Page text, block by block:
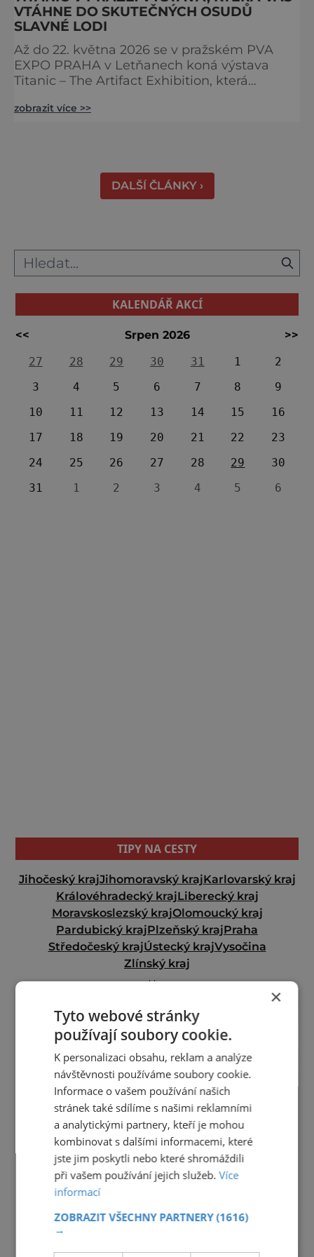
VTÁHNE DO SKUTEČNÝCH OSUDŮ
SLAVNÉ LODI
Až do 22. května 2026 se v pražském PVA
EXPO PRAHA v Letňanech koná výstava
Titanic – The Artifact Exhibition, která
vyzvednutých z vraku legendární lodi. Díky
4. ve 2:20) potopil ke dnu Atlantiku. doslova
na vlastní kůži. Výsta
zobrazit více >>
DALŠÍ ČLÁNKY ›
KALENDÁŘ AKCÍ
<< Srpen 2026
>>
27
28 29 30 31 1
2
3
4 5 6 7 8
9
10
11 12 13 14 15
16
17
18 19 20 21 22
23
24
25 26 27 28 29
30
31
1 2 3 4 5 6
TIPY NA CESTY
Jihočeský krajJihomoravský krajKarlovarský kraj
Královéhradecký krajLiberecký kraj
Moravskoslezský krajOlomoucký kraj
Pardubický krajPlzeňský krajPraha
Středočeský krajÚstecký krajVysočina
Zlínský kraj
reklama
×
Tyto webové stránky
používají soubory cookie.
K personalizaci obsahu, reklam a analýze
návštěvnosti používáme soubory cookie.
Informace o vašem používání našich
stránek také sdílíme s našimi reklamními
a analytickými partnery, kteří je mohou
kombinovat s dalšími informacemi, které
jste jim poskytli nebo které shromáždili
při vašem používání jejich služeb.Více
informací
ZOBRAZIT VŠECHNY PARTNERY(1616)
→